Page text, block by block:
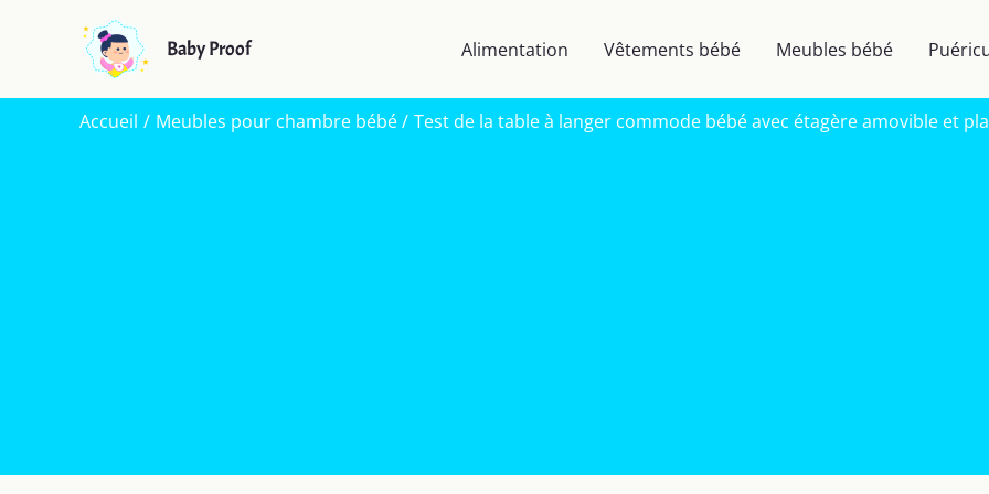
Baby Proof Alimentation Vêtements bébé Meubles bébé
Accueil Meubles pour chambre bébé Test de la table à langer commode bébé avec étagère amovible et